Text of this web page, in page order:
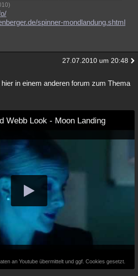
spinner-mondlandung.shtml
27.07.2010 um 20:48
in einem anderen forum zum Thema
Webb Look - Moon Landing
an Youtube übermittelt und ggf. Cookies gesetzt.